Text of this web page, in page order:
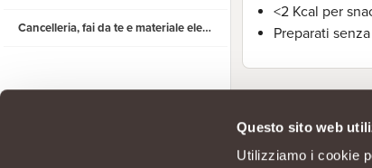
Questo sito web
Utilizziamo i cookie
Cancelleria, fai da te e materiale elettrico
<2 Kcal per
Preparati